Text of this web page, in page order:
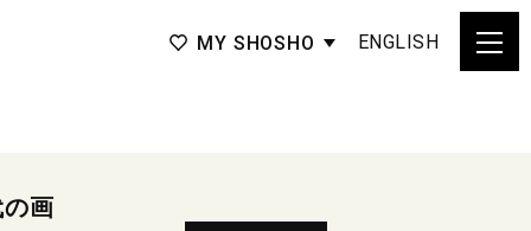
MY SHOSHO ENGLISH
画